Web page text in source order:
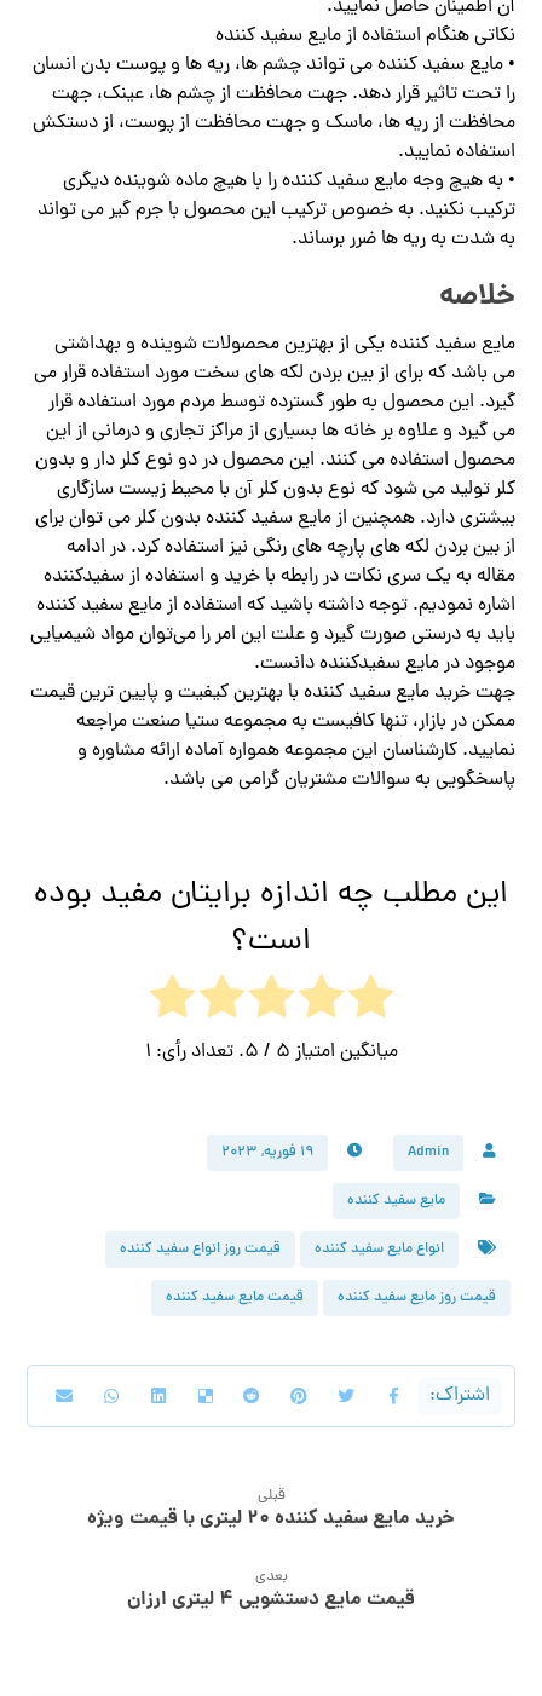
آن اطمینان حاصل نمایید.
نکاتی هنگام استفاده از مایع سفید کننده
• مایع سفید کننده می تواند چشم ها، ریه ها و پوست بدن انسان
را تحت تاثیر قرار دهد. جهت محافظت از چشم ها، عینک، جهت
محافظت از ریه ها، ماسک و جهت محافظت از پوست، از دستکش
استفاده نمایید.
• به هیچ وجه مایع سفید کننده را با هیچ ماده شوینده دیگری
ترکیب نکنید. به خصوص ترکیب این محصول با جرم گیر می تواند
به شدت به ریه ها ضرر برساند.
خلاصه
مایع سفید کننده یکی از بهترین محصولات شوینده و بهداشتی
می باشد که برای از بین بردن لکه های سخت مورد استفاده قرار می
گیرد. این محصول به طور گسترده توسط مردم مورد استفاده قرار
می گیرد و علاوه بر خانه ها بسیاری از مراکز تجاری و درمانی از این
محصول استفاده می کنند. این محصول در دو نوع کلر دار و بدون
کلر تولید می شود که نوع بدون کلر آن با محیط زیست سازگاری
بیشتری دارد. همچنین از مایع سفید کننده بدون کلر می توان برای
از بین بردن لکه های پارچه های رنگی نیز استفاده کرد‌. در ادامه
مقاله به یک سری نکات در رابطه با خرید و استفاده از سفیدکننده
اشاره نمودیم. توجه داشته باشید که استفاده از مایع سفید کننده
باید به درستی صورت گیرد و علت این امر را می‌توان مواد شیمیایی
موجود در مایع سفیدکننده دانست.
جهت خرید مایع سفید کننده با بهترین کیفیت و پایین ترین قیمت
ممکن در بازار، تنها کافیست به مجموعه ستیا صنعت مراجعه
نمایید. کارشناسان این مجموعه همواره آماده ارائه مشاوره و
پاسخگویی به سوالات مشتریان گرامی می باشد.
این مطلب چه اندازه برایتان مفید بوده
است؟
میانگین امتیاز 5 / 5. تعداد رأی: 1
Admin ۱۹ فوریه, ۲۰۲۳
مایع سفید کننده
انواع مایع سفید کننده قیمت روز انواع سفید کننده
قیمت روز مایع سفید کننده قیمت مایع سفید کننده
قبلی
خرید مایع سفید کننده ۲۰ لیتری با قیمت ویژه
بعدی
قیمت مایع دستشویی ۴ لیتری ارزان